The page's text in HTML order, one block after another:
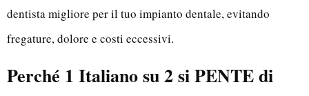
dentista migliore per il tuo impianto dentale, evitando
fregature, dolore e costi eccessivi.
Perché 1 Italiano su 2 si PENTE di